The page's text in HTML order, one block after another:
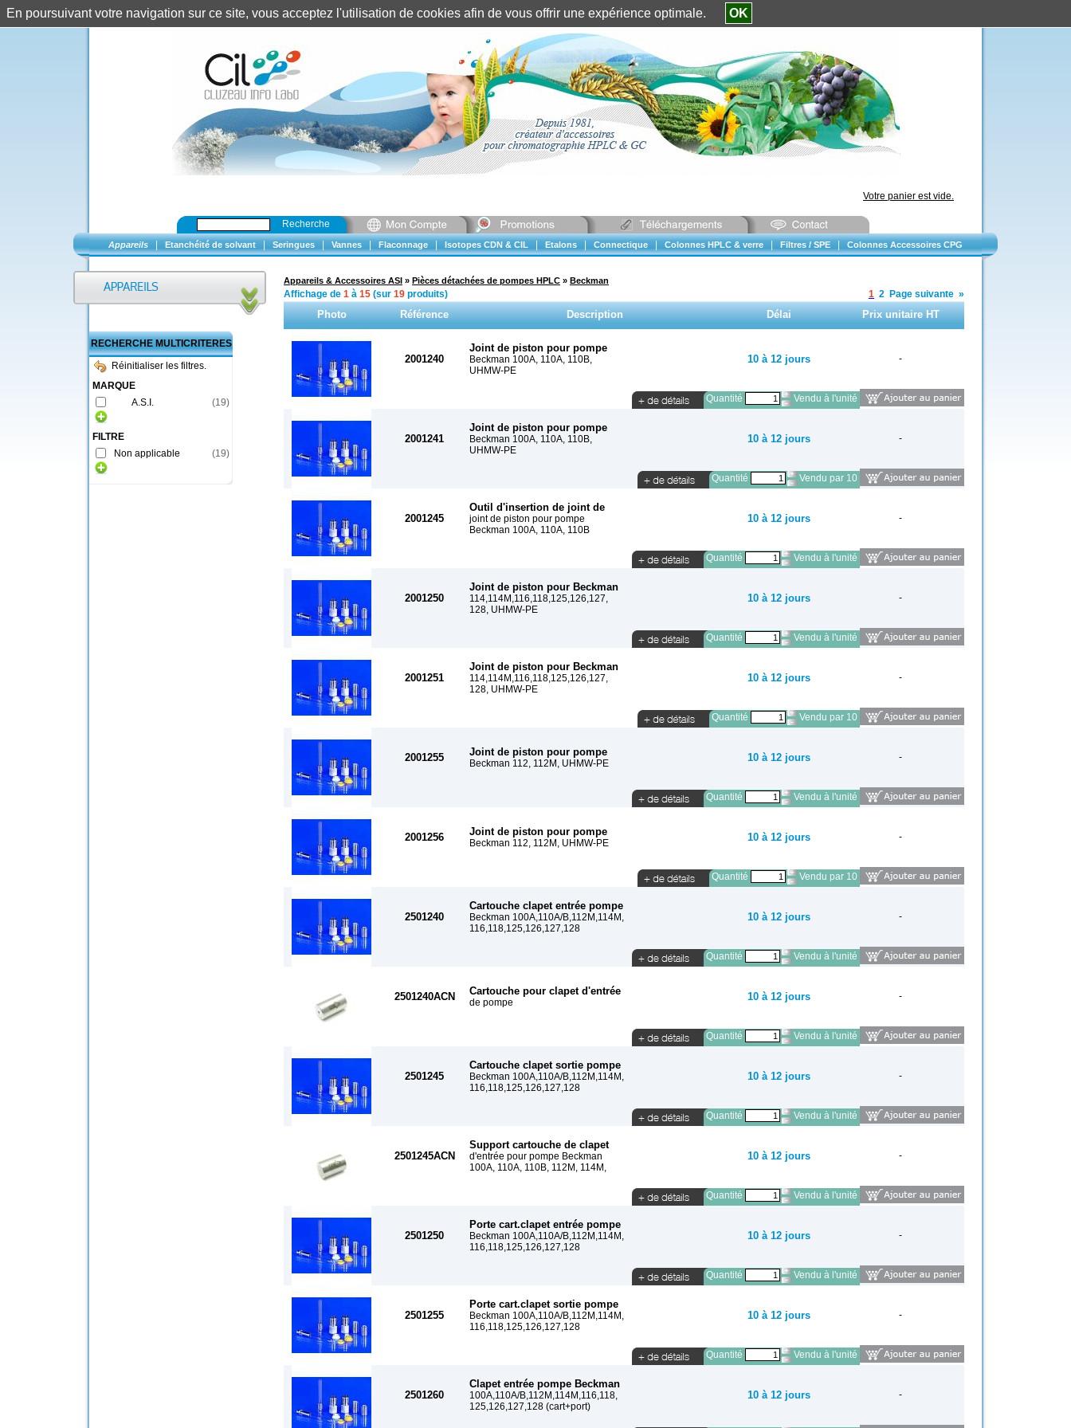
Identification client ||Mon compte
Votre panier est vide.
Recherche
Appareils Etanchéité de solvant Seringues Vannes Flaconnage Isotopes CDN & CIL Etalons Connectique Colonnes HPLC & verre Filtres / SPE Colonnes Accessoires CPG
RECHERCHE MULTICRITERES
Réinitialiser les filtres.
MARQUE
A.S.I.
(19)
FILTRE
Non applicable
(19)
Appareils & Accessoires ASI » Pièces détachées de pompes HPLC » Beckman
Affichage de 1 à 15 (sur 19 produits) 1 2 Page suivante »
Photo Référence Description Délai Prix unitaire HT
2001240
Joint de piston pour pompe
Beckman 100A, 110A, 110B,
UHMW-PE
10 à 12 jours -
Quantité Vendu à l'unité
2001241
Joint de piston pour pompe
Beckman 100A, 110A, 110B,
UHMW-PE
10 à 12 jours -
Quantité Vendu par 10
2001245
Outil d'insertion de joint de
joint de piston pour pompe
Beckman 100A, 110A, 110B
10 à 12 jours -
Quantité Vendu à l'unité
2001250
Joint de piston pour Beckman
114,114M,116,118,125,126,127,
128, UHMW-PE
10 à 12 jours -
Quantité Vendu à l'unité
2001251
Joint de piston pour Beckman
114,114M,116,118,125,126,127,
128, UHMW-PE
10 à 12 jours -
Quantité Vendu par 10
2001255 Joint de piston pour pompe
Beckman 112, 112M, UHMW-PE 10 à 12 jours -
Quantité Vendu à l'unité
2001256 Joint de piston pour pompe
Beckman 112, 112M, UHMW-PE 10 à 12 jours -
Quantité Vendu par 10
2501240
Cartouche clapet entrée pompe
Beckman 100A,110A/B,112M,114M,
116,118,125,126,127,128
10 à 12 jours -
Quantité Vendu à l'unité
2501240ACN Cartouche pour clapet d'entrée
de pompe 10 à 12 jours -
Quantité Vendu à l'unité
2501245
Cartouche clapet sortie pompe
Beckman 100A,110A/B,112M,114M,
116,118,125,126,127,128
10 à 12 jours -
Quantité Vendu à l'unité
2501245ACN
Support cartouche de clapet
d'entrée pour pompe Beckman
100A, 110A, 110B, 112M, 114M,
10 à 12 jours -
Quantité Vendu à l'unité
2501250
Porte cart.clapet entrée pompe
Beckman 100A,110A/B,112M,114M,
116,118,125,126,127,128
10 à 12 jours -
Quantité Vendu à l'unité
2501255
Porte cart.clapet sortie pompe
Beckman 100A,110A/B,112M,114M,
116,118,125,126,127,128
10 à 12 jours -
Quantité Vendu à l'unité
2501260
Clapet entrée pompe Beckman
100A,110A/B,112M,114M,116,118,
125,126,127,128 (cart+port)
10 à 12 jours -
En poursuivant votre navigation sur ce site, vous acceptez l'utilisation de cookies afin de vous offrir une expérience optimale. OK